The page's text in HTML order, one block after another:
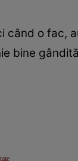
o fac,
bine